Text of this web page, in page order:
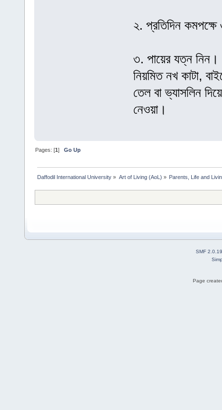
২. প্রতিদিন
৩. পায়ের যত্ন
নিয়মিত নখ কাটা,
তেল বা ভ্যাসলিন
নেওয়া।
Pages: [1]Go Up
Daffodil International University » Art of Living (AoL) » Parents, Life and
SMF 2.0.19
Page